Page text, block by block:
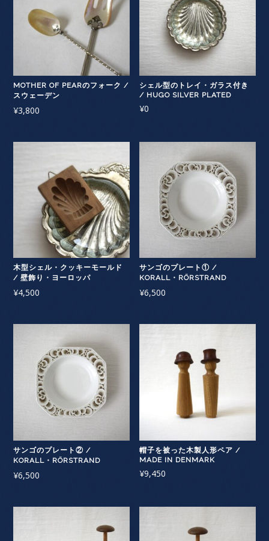
MOTHER OF PEARのフォーク /
スウェーデン
¥3,800
シェル型のトレイ・ガラス付き
/ HUGO SILVER PLATED
¥0
木型シェル・クッキーモールド
/ 壁飾り・ヨーロッパ
¥4,500
サンゴのプレート① /
KORALL・RÖRSTRAND
¥6,500
サンゴのプレート② /
KORALL・RÖRSTRAND
¥6,500
帽子を被った木製人形ペア /
MADE IN DENMARK
¥9,450